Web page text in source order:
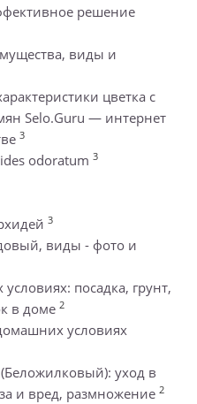
решение
виды и
цветка с
Selo.Guru — интернет
3
odoratum 3
3
виды - фото и
посадка, грунт,
в доме 2
условиях
уход в
и вред, размножение 2